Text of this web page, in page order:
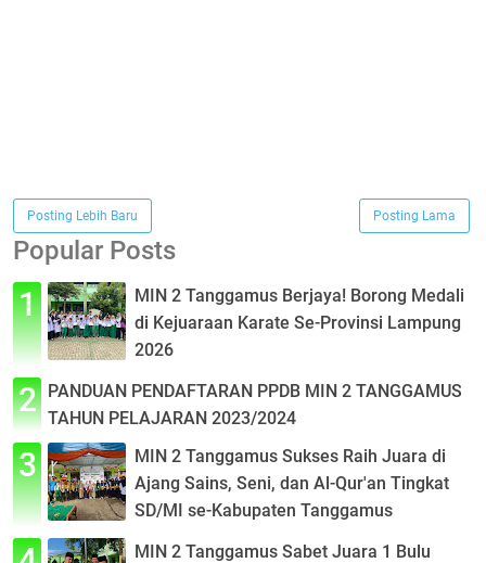
Posting Lebih Baru Posting Lama
Popular Posts
MIN 2 Tanggamus Berjaya! Borong Medali
di Kejuaraan Karate Se-Provinsi Lampung
2026
PANDUAN PENDAFTARAN PPDB MIN 2 TANGGAMUS
TAHUN PELAJARAN 2023/2024
MIN 2 Tanggamus Sukses Raih Juara di
Ajang Sains, Seni, dan Al-Qur'an Tingkat
SD/MI se-Kabupaten Tanggamus
MIN 2 Tanggamus Sabet Juara 1 Bulu